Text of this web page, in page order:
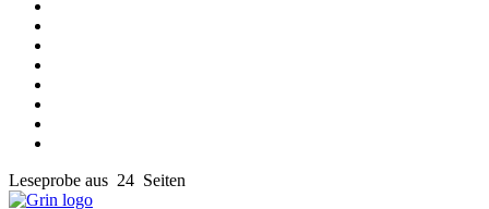
Leseprobe aus 24 Seiten